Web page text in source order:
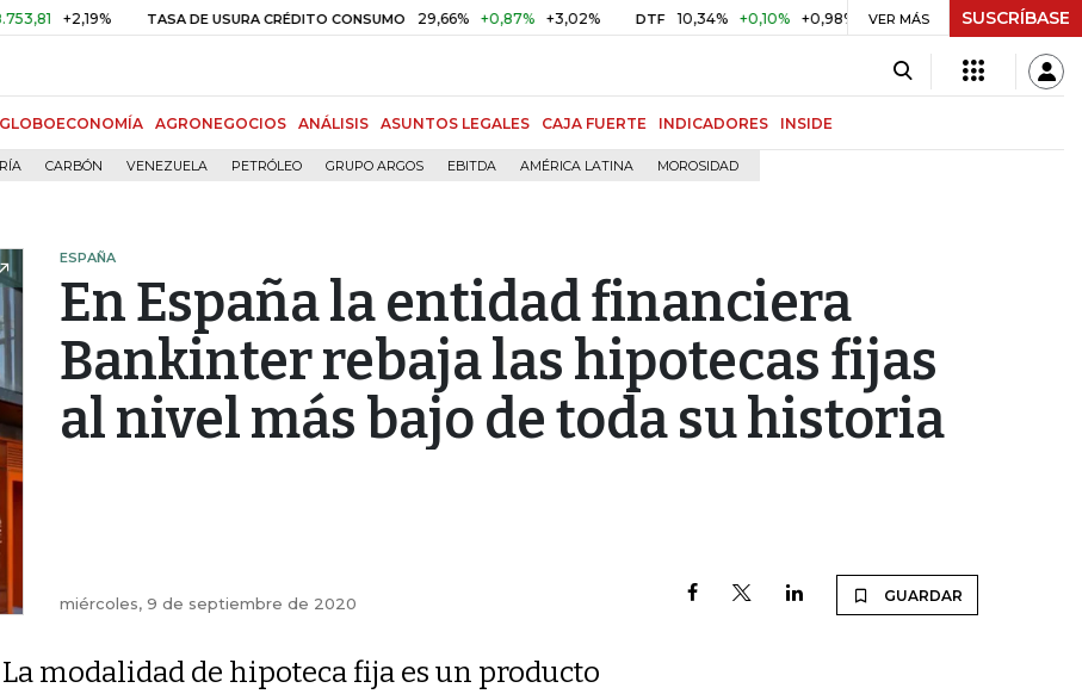
+2,19% TASA DE USURA CRÉDITO CONSUMO 29,66% +0,87% +3,02% DTF 10,34% +0,10% +0,98% UVR $ 416,86 +$ 0,05 +0,01%
VER MÁS SUSCRÍBASE
GLOBOECONOMÍA AGRONEGOCIOS ANÁLISIS ASUNTOS LEGALES CAJA FUERTE INDICADORES INSIDE
CARBÓN VENEZUELA PETRÓLEO GRUPO ARGOS EBITDA AMÉRICA LATINA MOROSIDAD
ESPAÑA
En España la entidad financiera
Bankinter rebaja las hipotecas fijas
al nivel más bajo de toda su historia
miércoles, 9 de septiembre de 2020 GUARDAR
La modalidad de hipoteca fija es un producto